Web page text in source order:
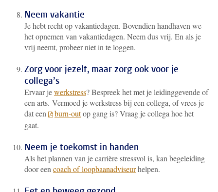
Neem vakantie
Je hebt recht op vakantiedagen. Bovendien handhaven we
het opnemen van vakantiedagen. Neem dus vrij. En als je
vrij neemt, probeer niet in te loggen.
Zorg voor jezelf, maar zorg ook voor je
collega’s
Ervaar jewerkstress? Bespreek het met je leidinggevende of
een arts. Vermoed je werkstress bij een collega, of vrees je
dat een
burn-outop gang is? Vraag je collega hoe het
gaat.
Neem je toekomst in handen
Als het plannen van je carrière stressvol is, kan begeleiding
door een coach of loopbaanadviseurhelpen.